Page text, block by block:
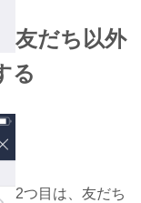
友だち以外
る
2つ目は、友だち